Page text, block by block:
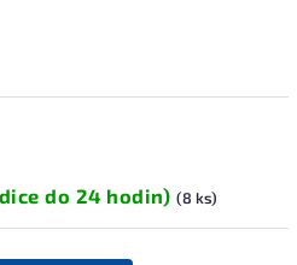
do 24 hodin) (8 ks)